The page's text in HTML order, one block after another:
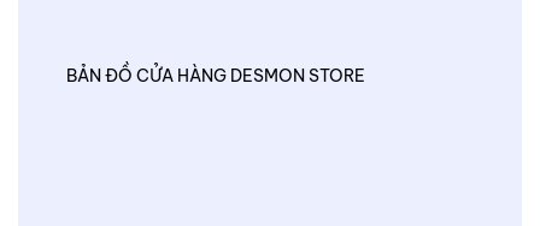
BẢN ĐỒ CỬA HÀNG DESMON STORE